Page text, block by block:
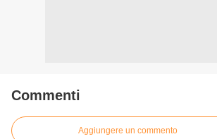
Commenti
Aggiungere un commento